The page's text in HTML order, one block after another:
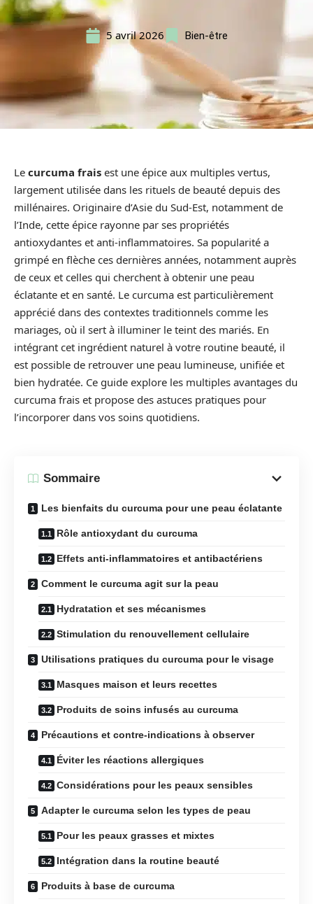
5 avril 2026 Bien-être
Le curcuma frais est une épice aux multiples vertus,
largement utilisée dans les rituels de beauté depuis des
millénaires. Originaire d’Asie du Sud-Est, notamment de
l’Inde, cette épice rayonne par ses propriétés
antioxydantes et anti-inflammatoires. Sa popularité a
grimpé en flèche ces dernières années, notamment auprès
de ceux et celles qui cherchent à obtenir une peau
éclatante et en santé. Le curcuma est particulièrement
apprécié dans des contextes traditionnels comme les
mariages, où il sert à illuminer le teint des mariés. En
intégrant cet ingrédient naturel à votre routine beauté, il
est possible de retrouver une peau lumineuse, unifiée et
bien hydratée. Ce guide explore les multiples avantages du
curcuma frais et propose des astuces pratiques pour
l’incorporer dans vos soins quotidiens.
Sommaire
Les bienfaits du curcuma pour une peau éclatante
Rôle antioxydant du curcuma
Effets anti-inflammatoires et antibactériens
Comment le curcuma agit sur la peau
Hydratation et ses mécanismes
Stimulation du renouvellement cellulaire
Utilisations pratiques du curcuma pour le visage
Masques maison et leurs recettes
Produits de soins infusés au curcuma
Précautions et contre-indications à observer
Éviter les réactions allergiques
Considérations pour les peaux sensibles
Adapter le curcuma selon les types de peau
Pour les peaux grasses et mixtes
Intégration dans la routine beauté
Produits à base de curcuma